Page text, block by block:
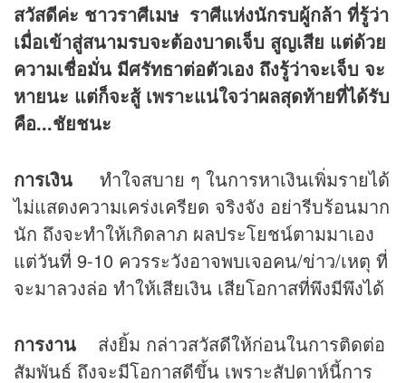
สวัสดีค่ะ ชาวราศีเมษ ราศีแห่งนักรบผู้กล้า ที่รู้ว่า
เมื่อเข้าสู่สนามรบจะต้องบาดเจ็บ สูญเสีย แต่ด้วย
ความเชื่อมั่น มีศรัทธาต่อตัวเอง ถึงรู้ว่าจะเจ็บ จะ
หายนะ แต่ก็จะสู้ เพราะแน่ใจว่าผลสุดท้ายที่ได้รับ
คือ...ชัยชนะ
การเงิน
ทำใจสบาย ๆ ในการหาเงินเพิ่มรายได้
ไม่แสดงความเคร่งเครียด จริงจัง อย่ารีบร้อนมาก
นัก ถึงจะทำให้เกิดลาภ ผลประโยชน์ตามมาเอง
แต่วันที่ 9-10 ควรระวังอาจพบเจอคน/ข่าว/เหตุ ที่
จะมาลวงล่อ ทำให้เสียเงิน เสียโอกาสที่พึงมีพึงได้
การงาน ส่งยิ้ม กล่าวสวัสดีให้ก่อนในการติดต่อ
สัมพันธ์ ถึงจะมีโอกาสดีขึ้น เพราะสัปดาห์นี้การ